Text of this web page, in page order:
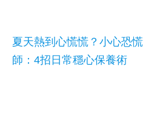
夏天熱到心慌慌？小心恐
師：4招日常穩心保養術